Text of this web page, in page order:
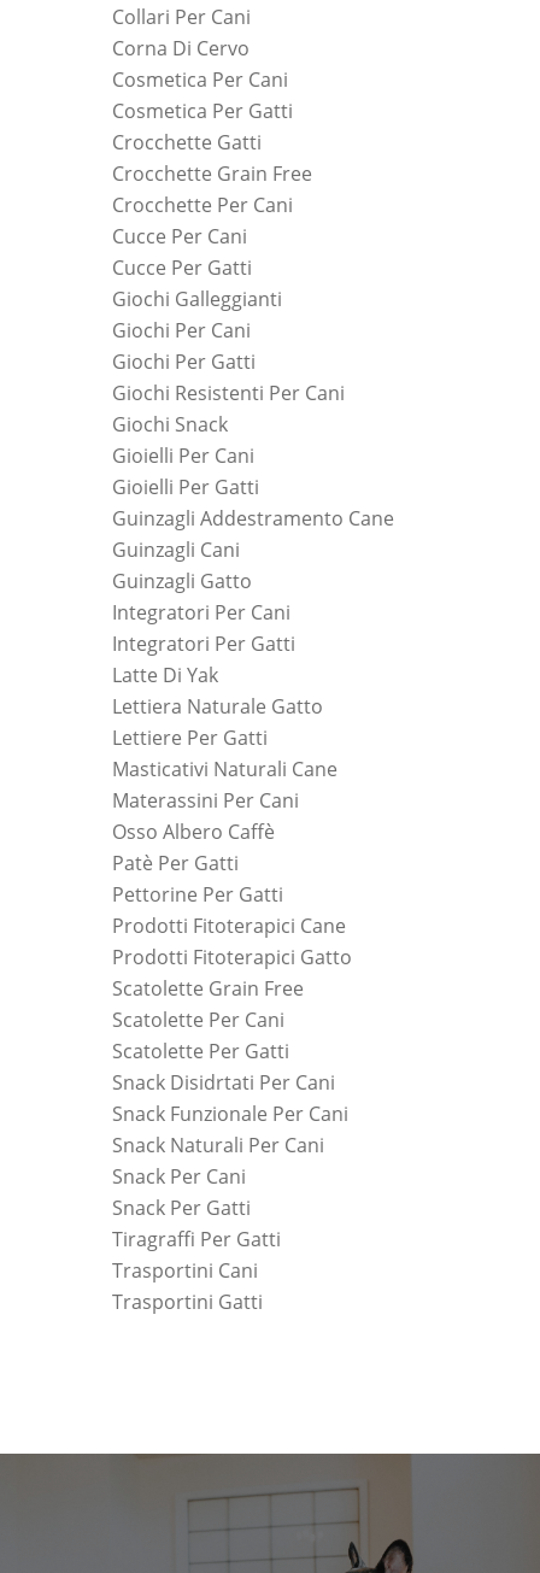
Collari Per Cani
Corna Di Cervo
Cosmetica Per Cani
Cosmetica Per Gatti
Crocchette Gatti
Crocchette Grain Free
Crocchette Per Cani
Cucce Per Cani
Cucce Per Gatti
Giochi Galleggianti
Giochi Per Cani
Giochi Per Gatti
Giochi Resistenti Per Cani
Giochi Snack
Gioielli Per Cani
Gioielli Per Gatti
Guinzagli Addestramento Cane
Guinzagli Cani
Guinzagli Gatto
Integratori Per Cani
Integratori Per Gatti
Latte Di Yak
Lettiera Naturale Gatto
Lettiere Per Gatti
Masticativi Naturali Cane
Materassini Per Cani
Osso Albero Caffè
Patè Per Gatti
Pettorine Per Gatti
Prodotti Fitoterapici Cane
Prodotti Fitoterapici Gatto
Scatolette Grain Free
Scatolette Per Cani
Scatolette Per Gatti
Snack Disidrtati Per Cani
Snack Funzionale Per Cani
Snack Naturali Per Cani
Snack Per Cani
Snack Per Gatti
Tiragraffi Per Gatti
Trasportini Cani
Trasportini Gatti